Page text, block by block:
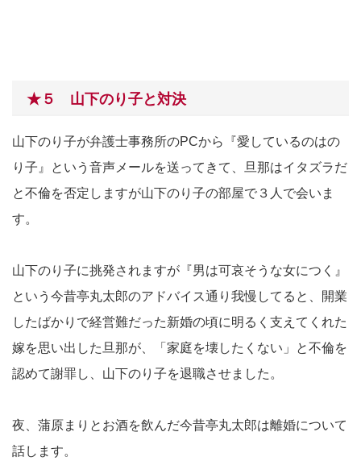
★５ 山下のり子と対決
山下のり子が弁護士事務所のPCから『愛しているのはの
り子』という音声メールを送ってきて、旦那はイタズラだ
と不倫を否定しますが山下のり子の部屋で３人で会いま
す。
山下のり子に挑発されますが『男は可哀そうな女につく』
という今昔亭丸太郎のアドバイス通り我慢してると、開業
したばかりで経営難だった新婚の頃に明るく支えてくれた
嫁を思い出した旦那が、「家庭を壊したくない」と不倫を
認めて謝罪し、山下のり子を退職させました。
夜、蒲原まりとお酒を飲んだ今昔亭丸太郎は離婚について
話します。